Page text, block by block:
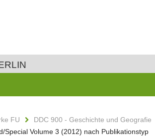
FU DDC 900 - Geschichte und Geografie
Special Volume 3 (2012) nach Publikationstyp